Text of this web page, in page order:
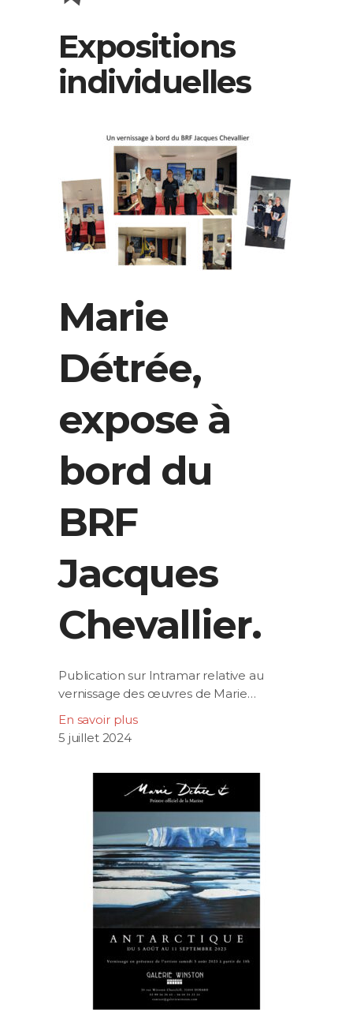
Expositions
individuelles
Marie
Détrée,
expose à
bord du
BRF
Jacques
Chevallier.
Publication sur Intramar relative au
vernissage des œuvres de Marie…
En savoir plus
5 juillet 2024